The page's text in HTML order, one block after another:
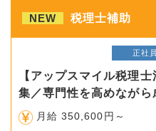
NEW 税理士補助
正社員
【アップスマイル税理
集／専門性を高めなが
月給 350,600円～